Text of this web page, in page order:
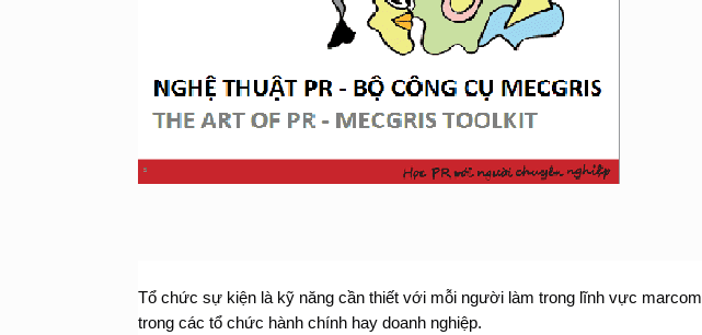
Tổ chức sự kiện là kỹ năng cần thiết với mỗi người làm trong lĩnh vực marcom
trong các tổ chức hành chính hay doanh nghiệp.